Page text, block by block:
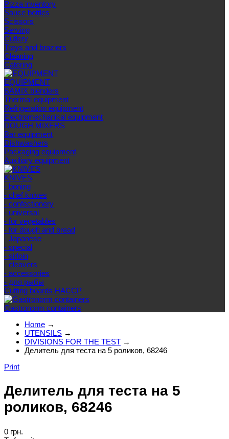
Pizza inventory
Sauce bottles
Scissors
Serving
Cutlery
Trays and braziers
Сleaning
Catering
EQUIPMENT
BAMIX blenders
Thermal equipment
Refrigeration equipment
Electromechanical equipment
DOUGH MIXERS
Bar equipment
Dishwashers
Packaging equipment
Auxiliary equipment
KNIVES
- boning
- chef knives
- confectionery
- universal
- for vegetables
- for dough and bread
- Japanese
- special
- sirloin
- cleavers
- accessories
- для рыбы
Cutting boards HACCP
Gastronorm containers
Home →
UTENSILS →
DIVISIONS FOR THE TEST →
Делитель для теста на 5 роликов, 68246
Print
Делитель для теста на 5
роликов, 68246
0 грн.